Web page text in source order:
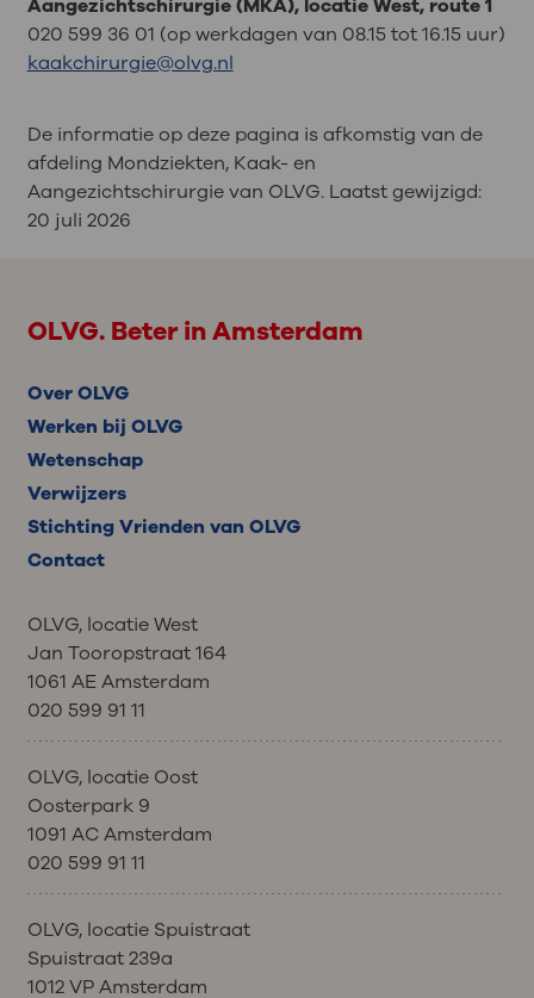
Aangezichtschirurgie (MKA), locatie West, route 1
020 599 36 01 (op werkdagen van 08.15 tot 16.15 uur)
kaakchirurgie@olvg.nl
De informatie op deze pagina is afkomstig van de
afdeling Mondziekten, Kaak- en
Aangezichtschirurgie van OLVG. Laatst gewijzigd:
20 juli 2026
OLVG. Beter in Amsterdam
Over OLVG
Werken bij OLVG
Wetenschap
Verwijzers
Stichting Vrienden van OLVG
Contact
OLVG, locatie West
Jan Tooropstraat 164
1061 AE Amsterdam
020 599 91 11
OLVG, locatie Oost
Oosterpark 9
1091 AC Amsterdam
020 599 91 11
OLVG, locatie Spuistraat
Spuistraat 239a
1012 VP Amsterdam